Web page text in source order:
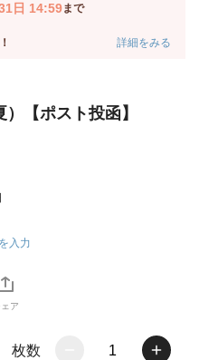
日 14:59まで
詳細をみる
【ポスト投函】
入力
ア
枚数 1